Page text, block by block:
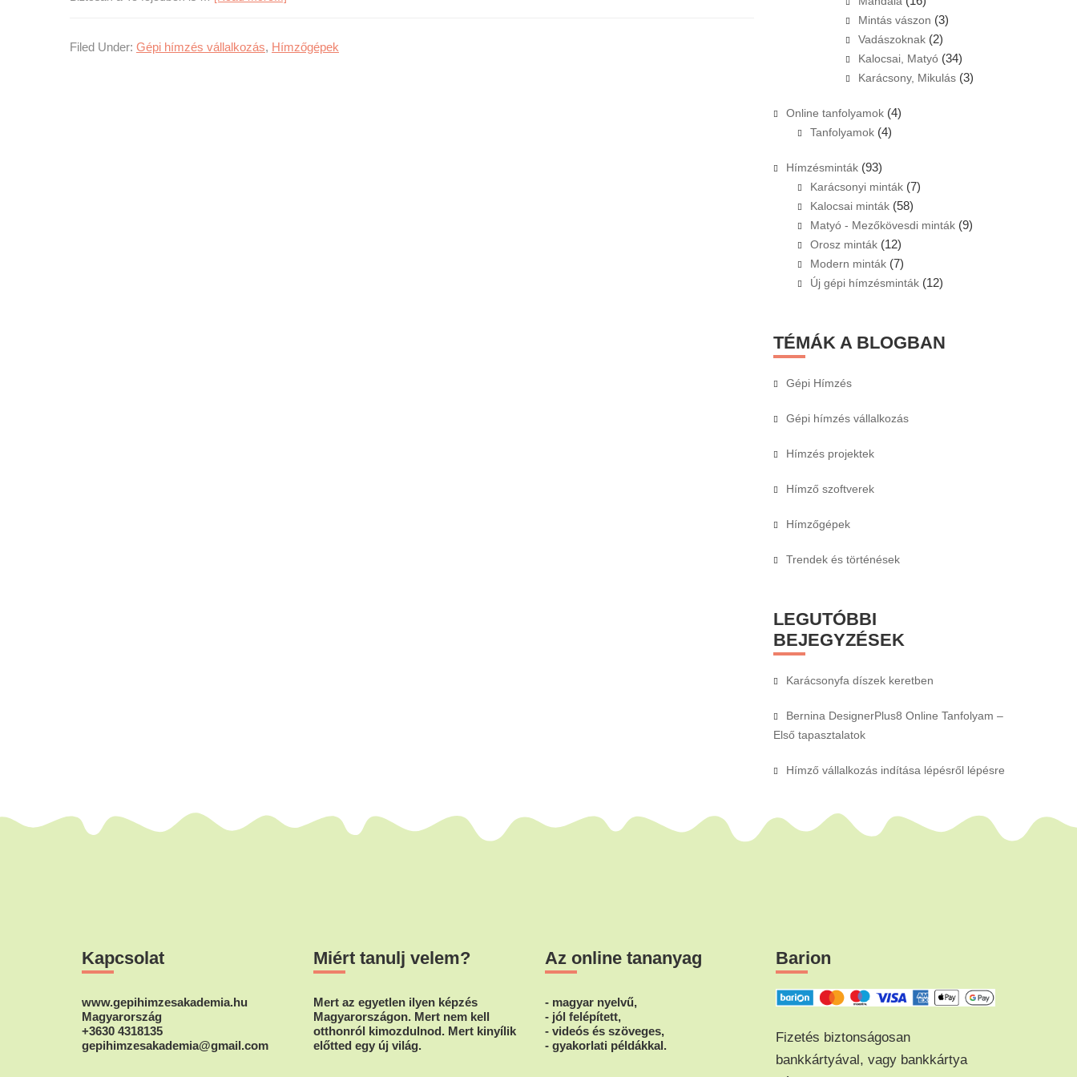
tényleg
Filed Under: Gépi hímzés vállalkozás, Hímzőgépek
Mintás vászon (3)
Vadászoknak (2)
Kalocsai, Matyó (34)
Karácsony, Mikulás (3)
Online tanfolyamok (4)
Tanfolyamok (4)
Hímzésminták (93)
Karácsonyi minták (7)
Kalocsai minták (58)
Matyó - Mezőkövesdi minták (9)
Orosz minták (12)
Modern minták (7)
Új gépi hímzésminták (12)
TÉMÁK A BLOGBAN
Gépi Hímzés
Gépi hímzés vállalkozás
Hímzés projektek
Hímző szoftverek
Hímzőgépek
Trendek és történések
LEGUTÓBBI
BEJEGYZÉSEK
Karácsonyfa díszek keretben
Bernina DesignerPlus8 Online Tanfolyam –
Első tapasztalatok
Hímző vállalkozás indítása lépésről lépésre
Kapcsolat
www.gepihimzesakademia.hu
Magyarország
+3630 4318135
gepihimzesakademia@gmail.com
Miért tanulj velem?
Mert az egyetlen ilyen képzés
Magyarországon. Mert nem kell
otthonról kimozdulnod. Mert kinyílik
előtted egy új világ.
Az online tananyag
- magyar nyelvű,
- jól felépített,
- videós és szöveges,
- gyakorlati példákkal.
Barion
Fizetés biztonságosan
bankkártyával, vagy bankkártya